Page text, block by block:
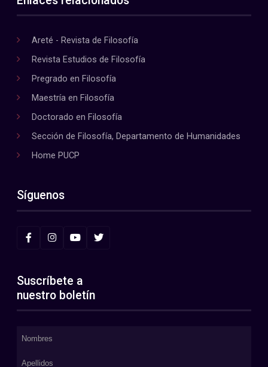
Areté - Revista de Filosofía
Revista Estudios de Filosofía
Pregrado en Filosofía
Maestría en Filosofía
Doctorado en Filosofía
Sección de Filosofía, Departamento de Humanidades
Home PUCP
Síguenos
Suscríbete a
nuestro boletín